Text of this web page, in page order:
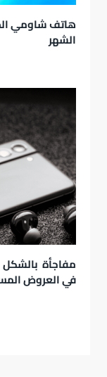
هاتف شاومي
الشهر
في العروض